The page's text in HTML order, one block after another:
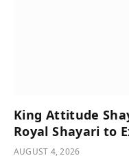
King Attitude
Royal Shayari to
AUGUST 4, 2026